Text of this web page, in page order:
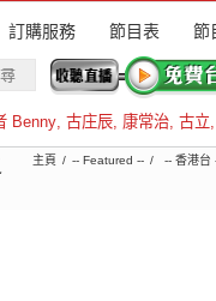
訂購服務 節目表 節
Benny, 古庄辰, 康常治, 古立,
主頁 -- Featured -- -- 香港台